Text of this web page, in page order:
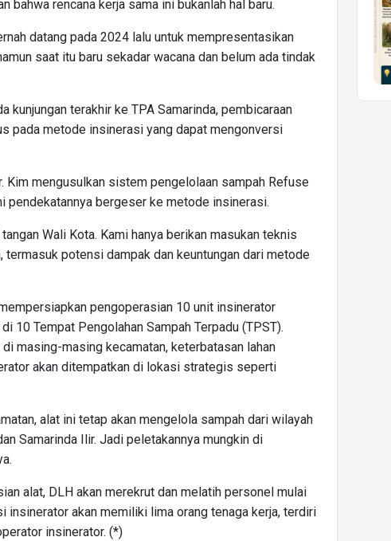
bahwa rencana kerja sama ini bukanlah hal baru.
datang pada 2024 lalu untuk mempresentasikan
saat itu baru sekadar wacana dan belum ada tindak
kunjungan terakhir ke TPA Samarinda, pembicaraan
pada metode insinerasi yang dapat mengonversi
Kim mengusulkan sistem pengelolaan sampah Refuse
pendekatannya bergeser ke metode insinerasi.
Wali Kota. Kami hanya berikan masukan teknis
termasuk potensi dampak dan keuntungan dari metode
pengoperasian 10 unit insinerator
10 Tempat Pengolahan Sampah Terpadu (TPST).
masing-masing kecamatan, keterbatasan lahan
akan ditempatkan di lokasi strategis seperti
alat ini tetap akan mengelola sampah dari wilayah
Samarinda Ilir. Jadi peletakannya mungkin di
alat, DLH akan merekrut dan melatih personel mulai
insinerator akan memiliki lima orang tenaga kerja, terdiri
insinerator. (*)